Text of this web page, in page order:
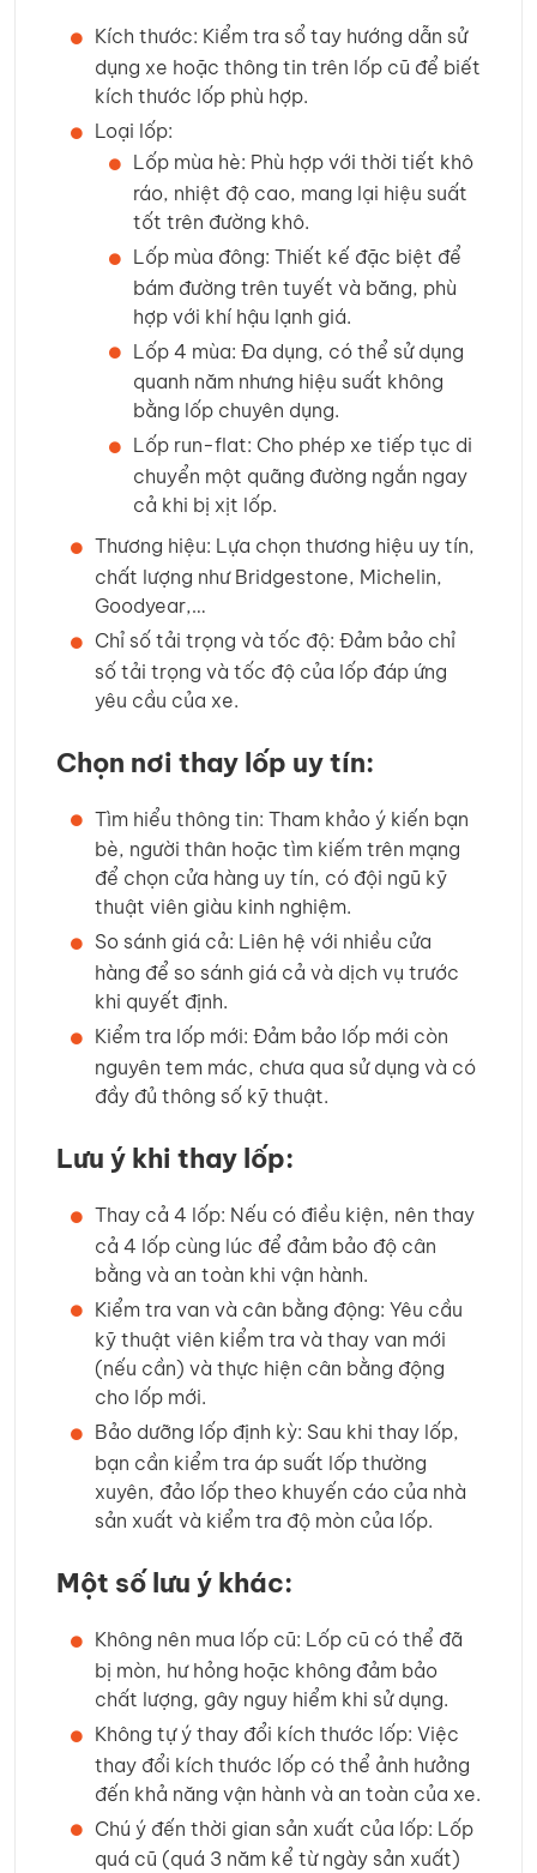
Kích thước: Kiểm tra sổ tay hướng dẫn sử
dụng xe hoặc thông tin trên lốp cũ để biết
kích thước lốp phù hợp.
Loại lốp:
Lốp mùa hè: Phù hợp với thời tiết khô
ráo, nhiệt độ cao, mang lại hiệu suất
tốt trên đường khô.
Lốp mùa đông: Thiết kế đặc biệt để
bám đường trên tuyết và băng, phù
hợp với khí hậu lạnh giá.
Lốp 4 mùa: Đa dụng, có thể sử dụng
quanh năm nhưng hiệu suất không
bằng lốp chuyên dụng.
Lốp run-flat: Cho phép xe tiếp tục di
chuyển một quãng đường ngắn ngay
cả khi bị xịt lốp.
Thương hiệu: Lựa chọn thương hiệu uy tín,
chất lượng như Bridgestone, Michelin,
Goodyear,…
Chỉ số tải trọng và tốc độ: Đảm bảo chỉ
số tải trọng và tốc độ của lốp đáp ứng
yêu cầu của xe.
Chọn nơi thay lốp uy tín:
Tìm hiểu thông tin: Tham khảo ý kiến bạn
bè, người thân hoặc tìm kiếm trên mạng
để chọn cửa hàng uy tín, có đội ngũ kỹ
thuật viên giàu kinh nghiệm.
So sánh giá cả: Liên hệ với nhiều cửa
hàng để so sánh giá cả và dịch vụ trước
khi quyết định.
Kiểm tra lốp mới: Đảm bảo lốp mới còn
nguyên tem mác, chưa qua sử dụng và có
đầy đủ thông số kỹ thuật.
Lưu ý khi thay lốp:
Thay cả 4 lốp: Nếu có điều kiện, nên thay
cả 4 lốp cùng lúc để đảm bảo độ cân
bằng và an toàn khi vận hành.
Kiểm tra van và cân bằng động: Yêu cầu
kỹ thuật viên kiểm tra và thay van mới
(nếu cần) và thực hiện cân bằng động
cho lốp mới.
Bảo dưỡng lốp định kỳ: Sau khi thay lốp,
bạn cần kiểm tra áp suất lốp thường
xuyên, đảo lốp theo khuyến cáo của nhà
sản xuất và kiểm tra độ mòn của lốp.
Một số lưu ý khác:
Không nên mua lốp cũ: Lốp cũ có thể đã
bị mòn, hư hỏng hoặc không đảm bảo
chất lượng, gây nguy hiểm khi sử dụng.
Không tự ý thay đổi kích thước lốp: Việc
thay đổi kích thước lốp có thể ảnh hưởng
đến khả năng vận hành và an toàn của xe.
Chú ý đến thời gian sản xuất của lốp: Lốp
quá cũ (quá 3 năm kể từ ngày sản xuất)